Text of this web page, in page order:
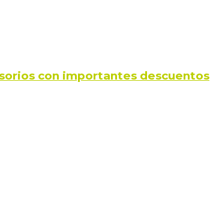
con importantes descuentos